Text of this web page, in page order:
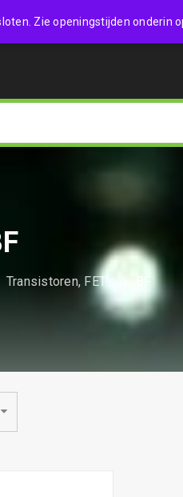
Zie openingstijden onderin
Transistoren, FET's BF